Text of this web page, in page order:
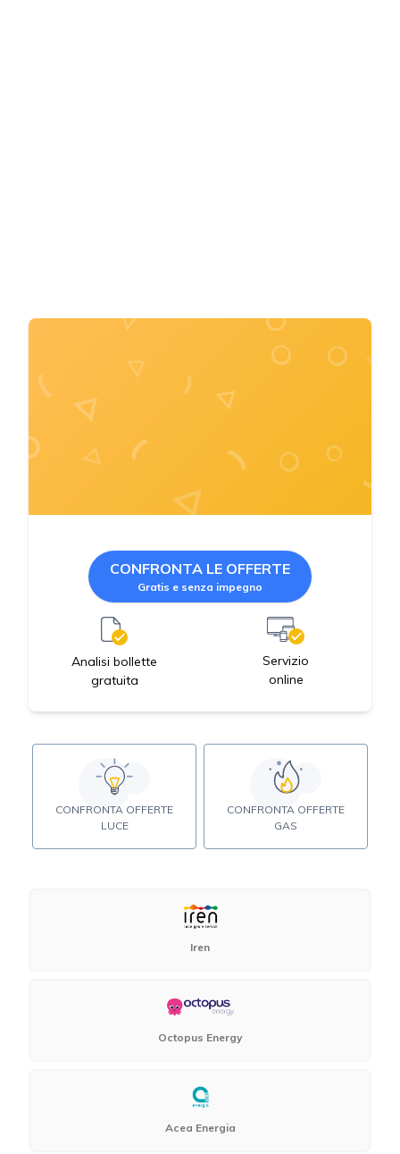
CONFRONTA LE OFFERTE
Gratis e senza impegno
Analisi bollette
gratuita
Servizio
online
CONFRONTA OFFERTE
LUCE
CONFRONTA OFFERTE
GAS
Iren
Octopus Energy
Acea Energia